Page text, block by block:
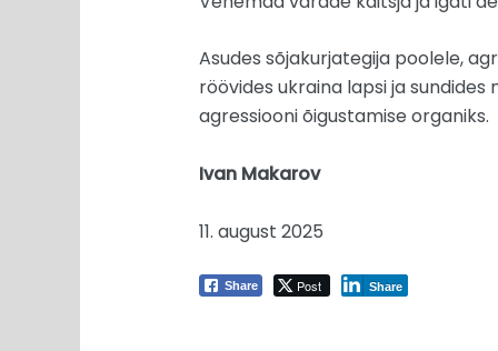
Asudes sõjakurjategija poolele,
röövides ukraina lapsi ja sundides
agressiooni õigustamise organiks.
Ivan Makarov
11. august 2025
Share Post Share